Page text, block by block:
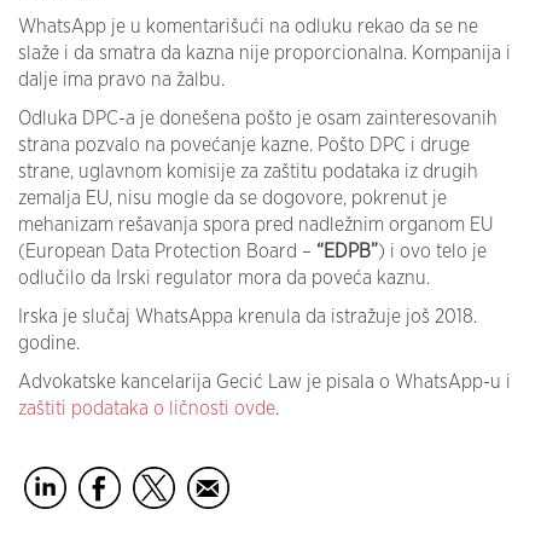
WhatsApp je u komentarišući na odluku rekao da se ne
slaže i da smatra da kazna nije proporcionalna. Kompanija i
dalje ima pravo na žalbu.
Odluka DPC-a je donešena pošto je osam zainteresovanih
strana pozvalo na povećanje kazne. Pošto DPC i druge
strane, uglavnom komisije za zaštitu podataka iz drugih
zemalja EU, nisu mogle da se dogovore, pokrenut je
mehanizam rešavanja spora pred nadležnim organom EU
(European Data Protection Board – “EDPB”) i ovo telo je
odlučilo da Irski regulator mora da poveća kaznu.
Irska je slučaj WhatsAppa krenula da istražuje još 2018.
godine.
Advokatske kancelarija Gecić Law je pisala o WhatsApp-u i
zaštiti podataka o ličnosti ovde.